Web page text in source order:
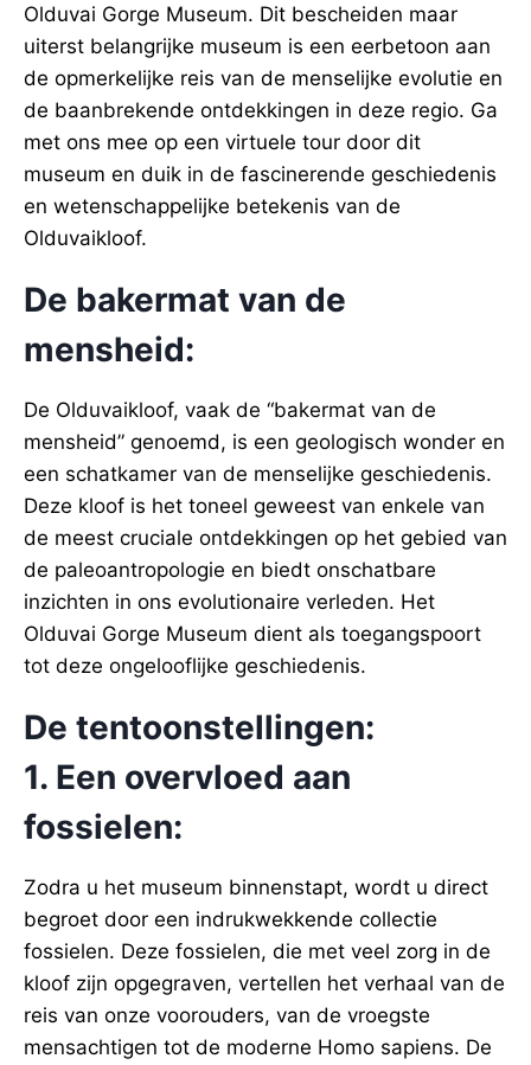
Olduvai Gorge Museum. Dit bescheiden maar
uiterst belangrijke museum is een eerbetoon aan
de opmerkelijke reis van de menselijke evolutie en
de baanbrekende ontdekkingen in deze regio. Ga
met ons mee op een virtuele tour door dit
museum en duik in de fascinerende geschiedenis
en wetenschappelijke betekenis van de
Olduvaikloof.
De bakermat van de
mensheid:
De Olduvaikloof, vaak de “bakermat van de
mensheid” genoemd, is een geologisch wonder en
een schatkamer van de menselijke geschiedenis.
Deze kloof is het toneel geweest van enkele van
de meest cruciale ontdekkingen op het gebied van
de paleoantropologie en biedt onschatbare
inzichten in ons evolutionaire verleden. Het
Olduvai Gorge Museum dient als toegangspoort
tot deze ongelooflijke geschiedenis.
De tentoonstellingen:
1. Een overvloed aan
fossielen:
Zodra u het museum binnenstapt, wordt u direct
begroet door een indrukwekkende collectie
fossielen. Deze fossielen, die met veel zorg in de
kloof zijn opgegraven, vertellen het verhaal van de
reis van onze voorouders, van de vroegste
mensachtigen tot de moderne Homo sapiens. De